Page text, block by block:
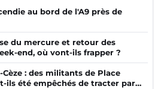
au bord de l'A9 près de
du mercure et retour des
end, où vont-ils frapper ?
Cèze : des militants de Place
ils été empêchés de tracter par